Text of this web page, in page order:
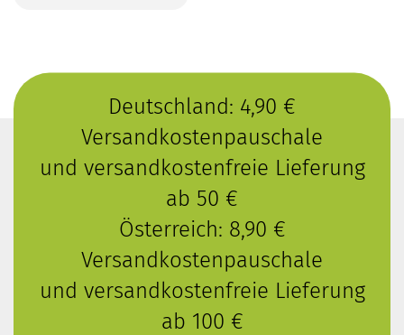
Deutschland: 4,90 €
Versandkostenpauschale
und versandkostenfreie Lieferung
ab 50 €
Österreich: 8,90 €
Versandkostenpauschale
und versandkostenfreie Lieferung
ab 100 €